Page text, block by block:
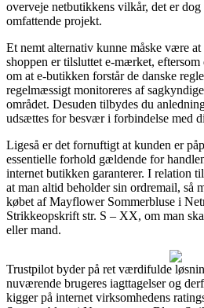
overveje netbutikkens vilkår, det er
omfattende projekt.
Et nemt alternativ kunne måske være
shoppen er tilsluttet e-mærket,
om at e-butikken forstår de danske
regelmæssigt monitoreres af
området. Desuden tilbydes du
udsættes for besvær i forbindelse med
Ligeså er det fornuftigt at kunden er
essentielle forhold gældende for
internet butikken garanterer. I relation
at man altid beholder sin ordremail, så
købet af Mayflower Sommerbluse i
Strikkeopskrift str. S – XX, om man
eller mand.
Trustpilot byder på ret værdifulde
nuværende brugeres iagttagelser og
kigger på internet virksomhedens